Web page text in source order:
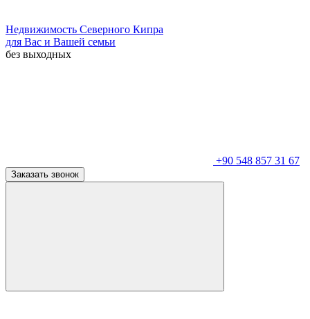
Недвижимость Северного Кипра
для Вас и Вашей семьи
без выходных
+90 548 857 31 67
Заказать звонок